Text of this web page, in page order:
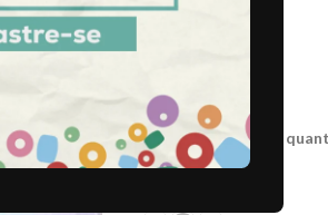
Caso não consiga a